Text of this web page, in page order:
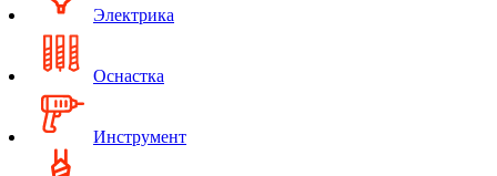
Электрика
Оснастка
Инструмент